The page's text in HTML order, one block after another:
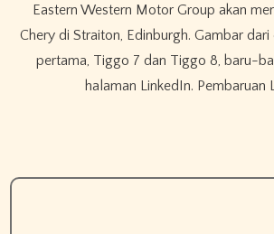
Eastern Western Motor Group akan membuka showroom
Chery di Straiton, Edinburgh. Gambar
pertama, Tiggo 7 dan Tiggo 8, baru-
halaman LinkedIn. Pembaruan